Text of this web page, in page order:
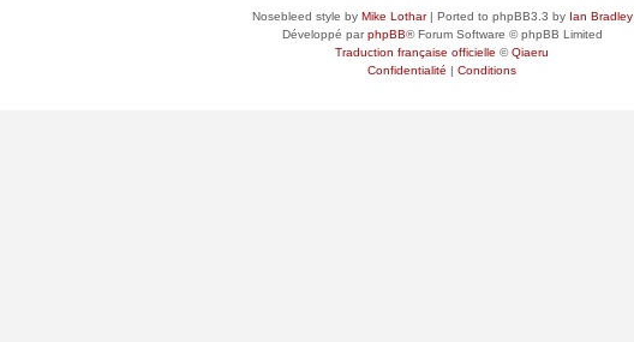
Nosebleed style by Mike Lothar| Ported to phpBB3.3 by Ian Bradley
Développé parphpBB® Forum Software © phpBB Limited
Traduction française officielle ©Qiaeru
Confidentialité | Conditions